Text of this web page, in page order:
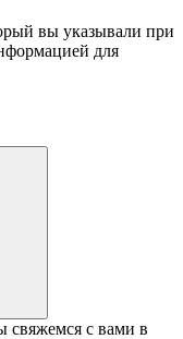
вы указывали при
для
с вами в